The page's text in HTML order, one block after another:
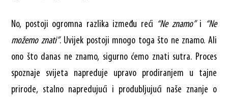
No, postoji ogromna razlika između reći “Ne znamo”i “Ne
možemo znati”. Uvijek postoji mnogo toga što ne znamo. Ali
ono što danas ne znamo, sigurno ćemo znati sutra. Proces
spoznaje svijeta napreduje upravo prodiranjem u tajne
prirode, stalno napredujući i produbljujući naše znanje o